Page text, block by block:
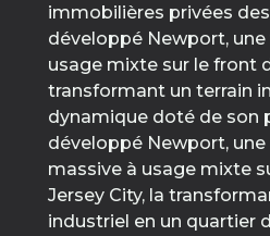
immobilières privées
développé Newport,
usage mixte sur le front
transformant un terrain
dynamique doté de son
développé Newport,
massive à usage mixte
Jersey City, la
industriel en un quartier